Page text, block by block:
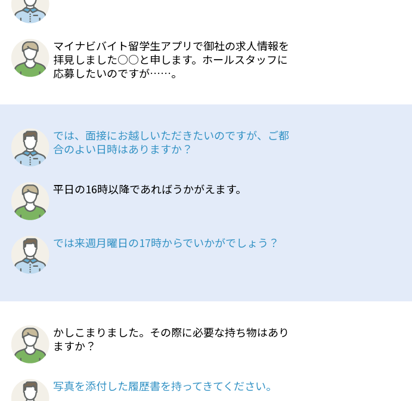
マイナビバイト留学生アプリで御社の求人情報を
拝見しました○○と申します。ホールスタッフに
応募したいのですが……。
では、面接にお越しいただきたいのですが、ご都
合のよい日時はありますか？
平日の16時以降であればうかがえます。
では来週月曜日の17時からでいかがでしょう？
かしこまりました。その際に必要な持ち物はあり
ますか？
写真を添付した履歴書を持ってきてください。